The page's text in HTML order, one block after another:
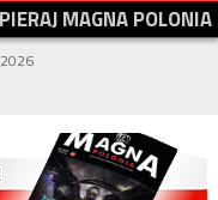
PIERAJMAGNAPOLONIA